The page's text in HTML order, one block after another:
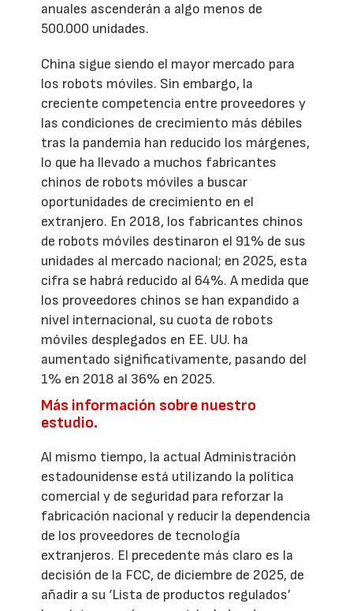
anuales ascenderán a algo menos de
500.000 unidades.
China sigue siendo el mayor mercado para
los robots móviles. Sin embargo, la
creciente competencia entre proveedores y
las condiciones de crecimiento más débiles
tras la pandemia han reducido los márgenes,
lo que ha llevado a muchos fabricantes
chinos de robots móviles a buscar
oportunidades de crecimiento en el
extranjero. En 2018, los fabricantes chinos
de robots móviles destinaron el 91% de sus
unidades al mercado nacional; en 2025, esta
cifra se habrá reducido al 64%. A medida que
los proveedores chinos se han expandido a
nivel internacional, su cuota de robots
móviles desplegados en EE. UU. ha
aumentado significativamente, pasando del
1% en 2018 al 36% en 2025.
Más información sobre nuestro
estudio.
Al mismo tiempo, la actual Administración
estadounidense está utilizando la política
comercial y de seguridad para reforzar la
fabricación nacional y reducir la dependencia
de los proveedores de tecnología
extranjeros. El precedente más claro es la
decisión de la FCC, de diciembre de 2025, de
añadir a su ‘Lista de productos regulados’